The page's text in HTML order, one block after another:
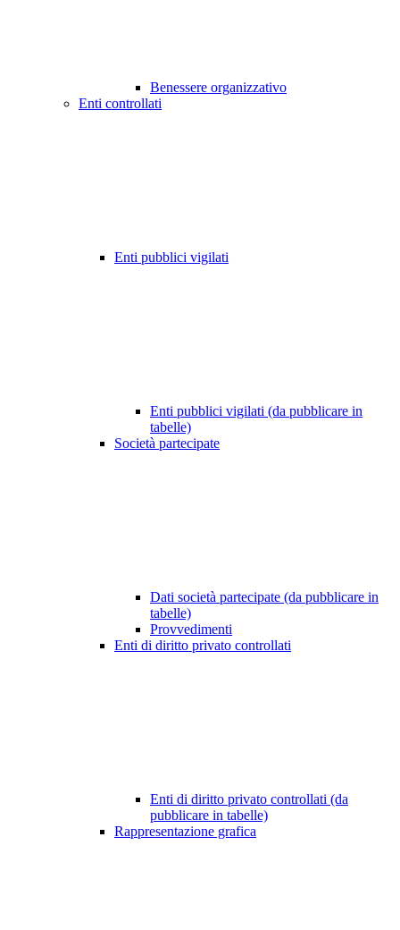
Benessere organizzativo
Enti controllati
Enti pubblici vigilati
Enti pubblici vigilati (da pubblicare in
tabelle)
Società partecipate
Dati società partecipate (da pubblicare in
tabelle)
Provvedimenti
Enti di diritto privato controllati
Enti di diritto privato controllati (da
pubblicare in tabelle)
Rappresentazione grafica